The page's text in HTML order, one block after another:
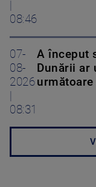
08:46
07-
08-
2026
08:31
A început
Dunării ar